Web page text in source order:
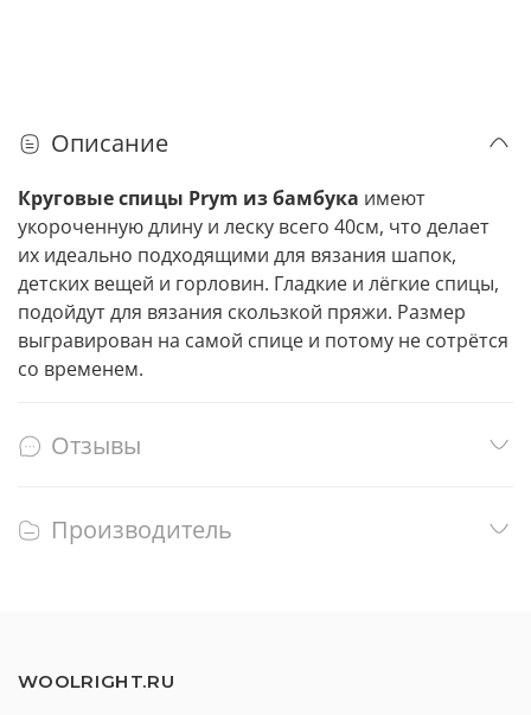
Описание
Круговые спицы Prym из бамбука имеют
укороченную длину и леску всего 40см, что делает
их идеально подходящими для вязания шапок,
детских вещей и горловин. Гладкие и лёгкие спицы,
подойдут для вязания скользкой пряжи. Размер
выгравирован на самой спице и потому не сотрётся
со временем.
Отзывы
Производитель
WOOLRIGHT.RU